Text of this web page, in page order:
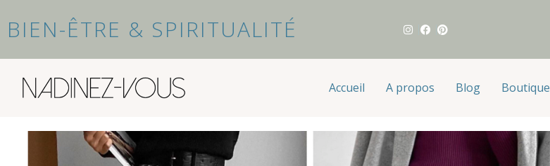
BIEN-ÊTRE & SPIRITUALITÉ
Accueil A propos Blog Boutique